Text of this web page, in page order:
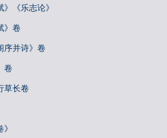
《乐志论》
》卷
序并诗》卷
卷
草长卷